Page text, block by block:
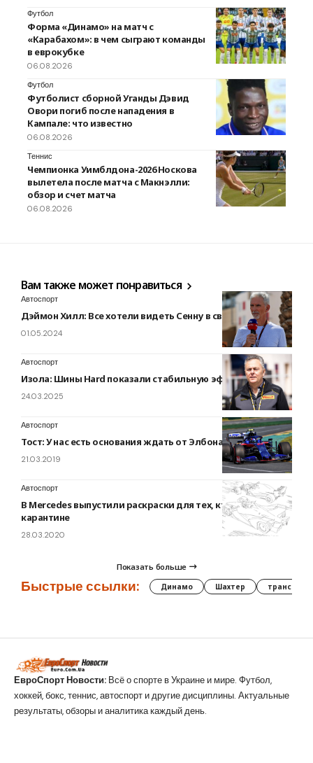
Футбол
Форма «Динамо» на матч с
«Карабахом»: в чем сыграют команды
в еврокубке
06.08.2026
Футбол
Футболист сборной Уганды Дэвид
Овори погиб после нападения в
Кампале: что известно
06.08.2026
Теннис
Чемпионка Уимблдона-2026 Носкова
вылетела после матча с Макнэлли:
обзор и счет матча
06.08.2026
Вам также может понравиться
Автоспорт
Дэймон Хилл: Все хотели видеть Сенну в своей команде
01.05.2024
Автоспорт
Изола: Шины Hard показали стабильную эффективность
24.03.2025
Автоспорт
Тост: У нас есть основания ждать от Элбона большего
21.03.2019
Автоспорт
В Mercedes выпустили раскраски для тех, кто на
карантине
28.03.2020
Показать больше
Быстрые ссылки: Динамо Шахтер трансферы
ЕвроСпорт Новости: Всё о спорте в Украине и мире. Футбол,
хоккей, бокс, теннис, автоспорт и другие дисциплины. Актуальные
результаты, обзоры и аналитика каждый день.